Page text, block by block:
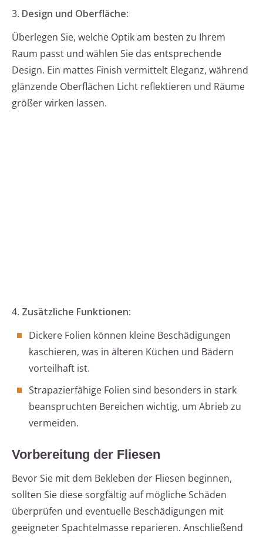
3. Design und Oberfläche:
Überlegen Sie, welche Optik am besten zu Ihrem
Raum passt und wählen Sie das entsprechende
Design. Ein mattes Finish vermittelt Eleganz, während
glänzende Oberflächen Licht reflektieren und Räume
größer wirken lassen.
4. Zusätzliche Funktionen:
Dickere Folien können kleine Beschädigungen
kaschieren, was in älteren Küchen und Bädern
vorteilhaft ist.
Strapazierfähige Folien sind besonders in stark
beanspruchten Bereichen wichtig, um Abrieb zu
vermeiden.
Vorbereitung der Fliesen
Bevor Sie mit dem Bekleben der Fliesen beginnen,
sollten Sie diese sorgfältig auf mögliche Schäden
überprüfen und eventuelle Beschädigungen mit
geeigneter Spachtelmasse reparieren. Anschließend